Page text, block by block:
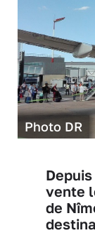
Photo DR
vente
de